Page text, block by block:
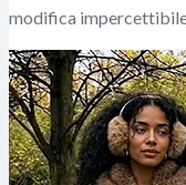
modifica